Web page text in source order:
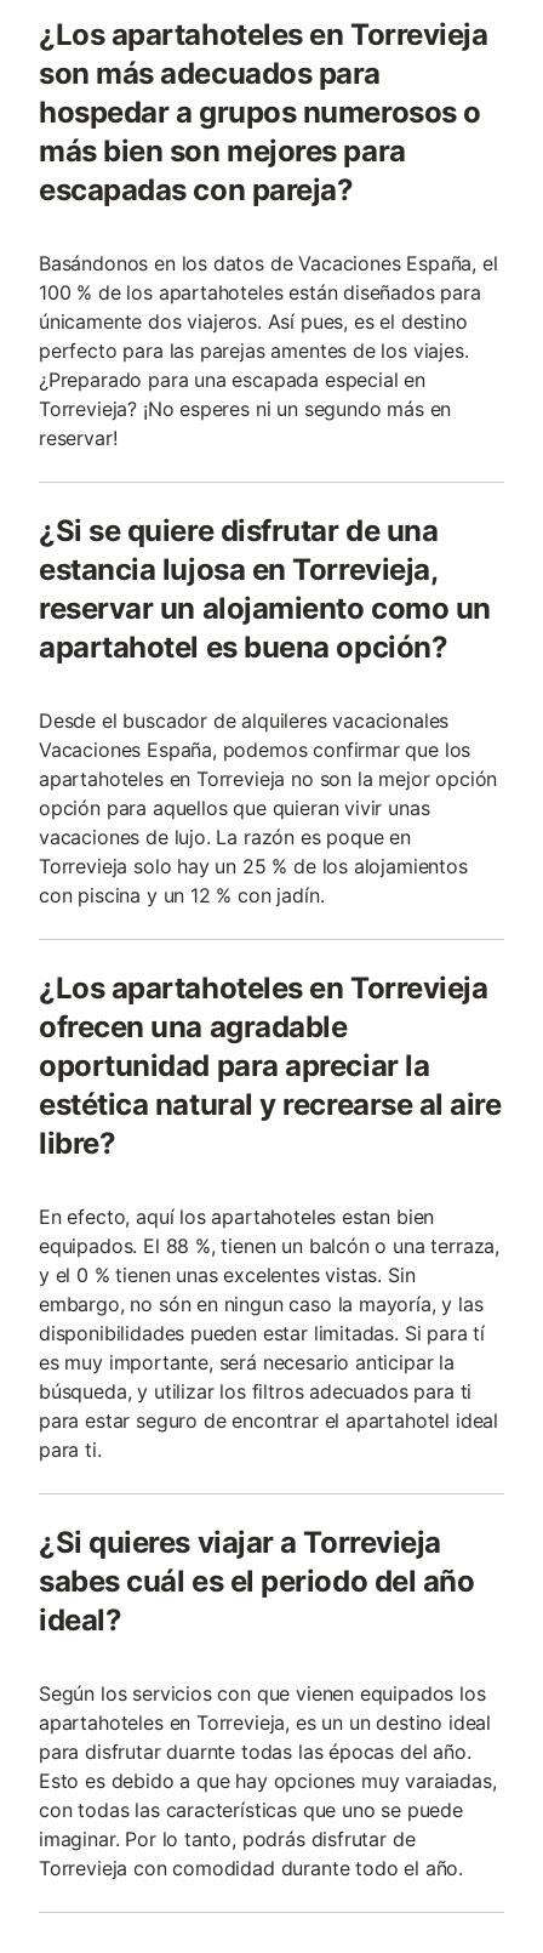
¿Los apartahoteles en Torrevieja
son más adecuados para
hospedar a grupos numerosos o
más bien son mejores para
escapadas con pareja?
Basándonos en los datos de Vacaciones España, el
100 % de los apartahoteles están diseñados para
únicamente dos viajeros. Así pues, es el destino
perfecto para las parejas amentes de los viajes.
¿Preparado para una escapada especial en
Torrevieja? ¡No esperes ni un segundo más en
reservar!
¿Si se quiere disfrutar de una
estancia lujosa en Torrevieja,
reservar un alojamiento como un
apartahotel es buena opción?
Desde el buscador de alquileres vacacionales
Vacaciones España, podemos confirmar que los
apartahoteles en Torrevieja no son la mejor opción
opción para aquellos que quieran vivir unas
vacaciones de lujo. La razón es poque en
Torrevieja solo hay un 25 % de los alojamientos
con piscina y un 12 % con jadín.
¿Los apartahoteles en Torrevieja
ofrecen una agradable
oportunidad para apreciar la
estética natural y recrearse al aire
libre?
En efecto, aquí los apartahoteles estan bien
equipados. El 88 %, tienen un balcón o una terraza,
y el 0 % tienen unas excelentes vistas. Sin
embargo, no són en ningun caso la mayoría, y las
disponibilidades pueden estar limitadas. Si para tí
es muy importante, será necesario anticipar la
búsqueda, y utilizar los filtros adecuados para ti
para estar seguro de encontrar el apartahotel ideal
para ti.
¿Si quieres viajar a Torrevieja
sabes cuál es el periodo del año
ideal?
Según los servicios con que vienen equipados los
apartahoteles en Torrevieja, es un un destino ideal
para disfrutar duarnte todas las épocas del año.
Esto es debido a que hay opciones muy varaiadas,
con todas las características que uno se puede
imaginar. Por lo tanto, podrás disfrutar de
Torrevieja con comodidad durante todo el año.